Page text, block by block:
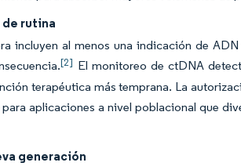
rutina
incluyen al menos una indicación de
[2] El monitoreo de ctDNA
terapéutica más temprana. La
aplicaciones a nivel poblacional que
generación